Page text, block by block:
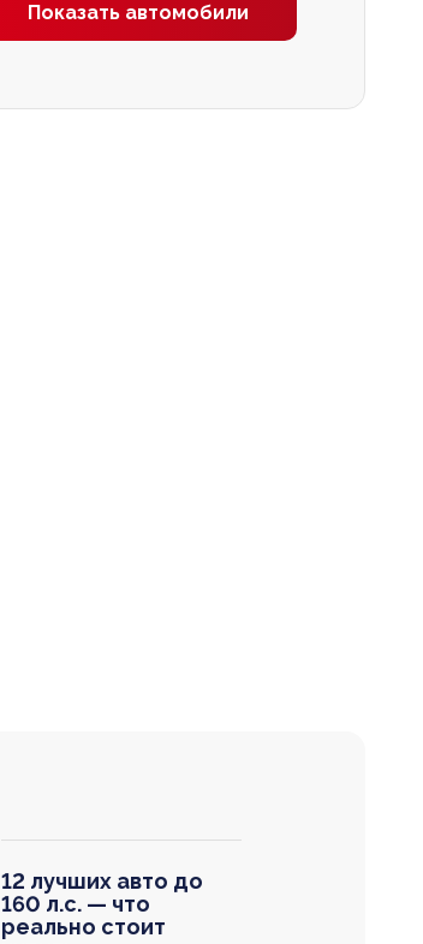
Показать автомобили
12 лучших авто до
160 л.с. — что
реально стоит